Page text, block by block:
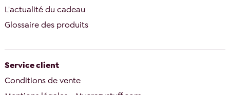
L'actualité du cadeau
Glossaire des produits
Service client
Conditions de vente